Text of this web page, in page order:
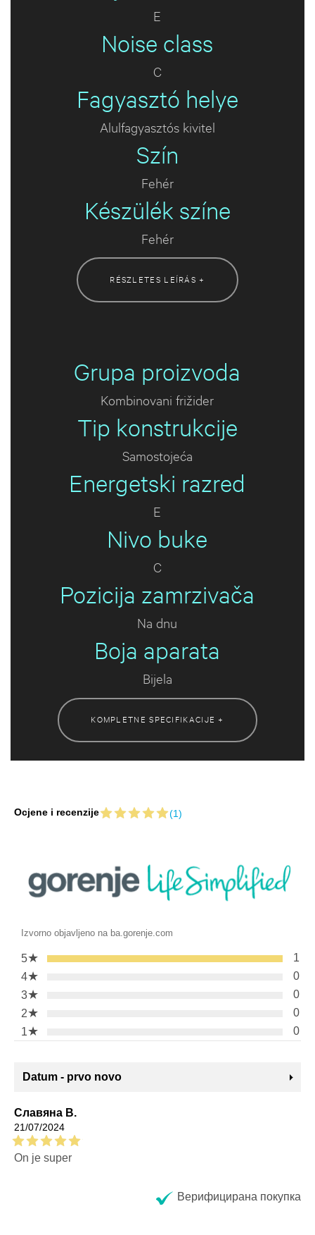
E
Noise class
C
Fagyasztó helye
Alulfagyasztós kivitel
Szín
Fehér
Készülék színe
Fehér
RÉSZLETES LEÍRÁS +
Grupa proizvoda
Kombinovani frižider
Tip konstrukcije
Samostojeća
Energetski razred
E
Nivo buke
C
Pozicija zamrzivača
Na dnu
Boja aparata
Bijela
KOMPLETNE SPECIFIKACIJE +
Ocjene i recenzije (1)
Izvorno objavljeno na ba.gorenje.com
5★
1
4★
0
3★
0
2★
0
1★ 0
Datum - prvo novo
Славяна В.
21/07/2024
On je super
Верифицирана покупка